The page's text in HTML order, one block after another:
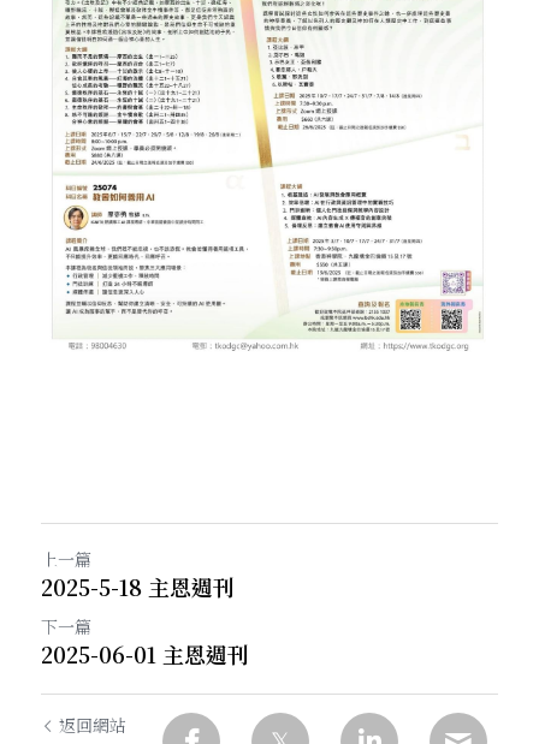
上一篇
2025-5-18 主恩週刊
下一篇
2025-06-01 主恩週刊
返回網站